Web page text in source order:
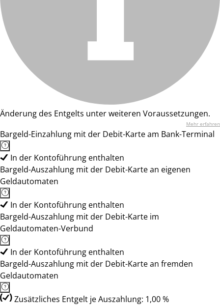
Änderung des Entgelts unter weiteren Voraussetzungen.
Mehr erfahren
Bargeld-Einzahlung mit der Debit-Karte am Bank-Terminal
In der Kontoführung enthalten
Bargeld-Auszahlung mit der Debit-Karte an eigenen
Geldautomaten
In der Kontoführung enthalten
Bargeld-Auszahlung mit der Debit-Karte im
Geldautomaten-Verbund
In der Kontoführung enthalten
Bargeld-Auszahlung mit der Debit-Karte an fremden
Geldautomaten
Zusätzliches Entgelt je Auszahlung: 1,00 %